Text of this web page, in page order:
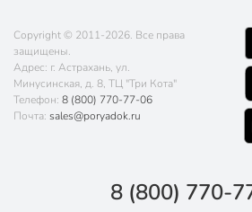
Copyright © 2011-2026. Все права
защищены.
Адрес: г. Астрахань, ул.
Минусинская, д. 8, ТЦ "Три Кота"
Телефон: 8 (800) 770-77-06
Почта: sales@poryadok.ru
8 (800) 770-